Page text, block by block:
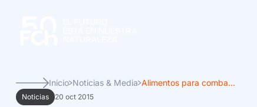
Inicio Noticias & Media Alimentos para comba...
Noticias 20 oct 2015